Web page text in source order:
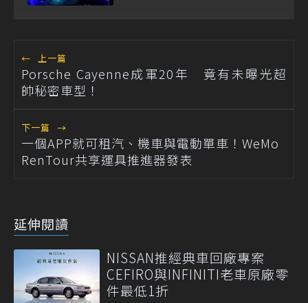
← 上一篇
Porsche Cayenne成軍20年 竟有未曝光超
帥秘密車型！
下一篇 →
一個APP就可租汽、機車與電動單車！WeMo
RenTour共享運具推進器發表
延伸閱讀
NISSAN推經典車回廠專案
CEFIRO與INFINITI老車原廠零
件最低1折